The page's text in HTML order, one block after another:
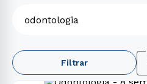
Filtrar